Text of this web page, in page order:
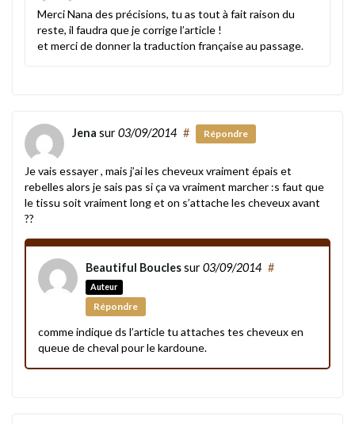
Merci Nana des précisions, tu as tout à fait raison du
reste, il faudra que je corrige l’article !
et merci de donner la traduction française au passage.
Jena sur03/09/2014 # Répondre
Je vais essayer , mais j’ai les cheveux vraiment épais et
rebelles alors je sais pas si ça va vraiment marcher :s faut que
le tissu soit vraiment long et on s’attache les cheveux avant
??
Beautiful Bouclessur03/09/2014
Auteur
#
Répondre
comme indique ds l’article tu attaches tes cheveux en
queue de cheval pour le kardoune.